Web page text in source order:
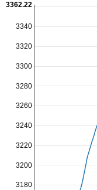
3180
3200
3220
3240
3260
3280
3300
3320
3340
3362.22